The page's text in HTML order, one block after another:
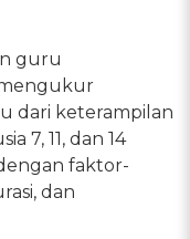
guru
dari keterampilan
7, 11, dan 14
faktor-
dan